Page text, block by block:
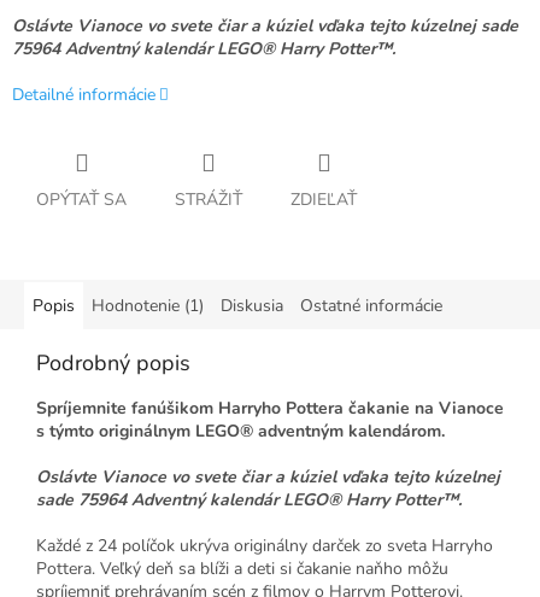
Oslávte Vianoce vo svete čiar a kúziel vďaka tejto kúzelnej sade
75964 Adventný kalendár LEGO® Harry Potter™.
Detailné informácie
OPÝTAŤ SA STRÁŽIŤ ZDIEĽAŤ
Popis Hodnotenie (1) Diskusia Ostatné informácie
Podrobný popis
Spríjemnite fanúšikom Harryho Pottera čakanie na Vianoce
s týmto originálnym LEGO® adventným kalendárom.
Oslávte Vianoce vo svete čiar a kúziel vďaka tejto kúzelnej
sade 75964 Adventný kalendár LEGO® Harry Potter™.
Každé z 24 políčok ukrýva originálny darček zo sveta Harryho
Pottera. Veľký deň sa blíži a deti si čakanie naňho môžu
spríjemniť prehrávaním scén z filmov o Harrym Potterovi.